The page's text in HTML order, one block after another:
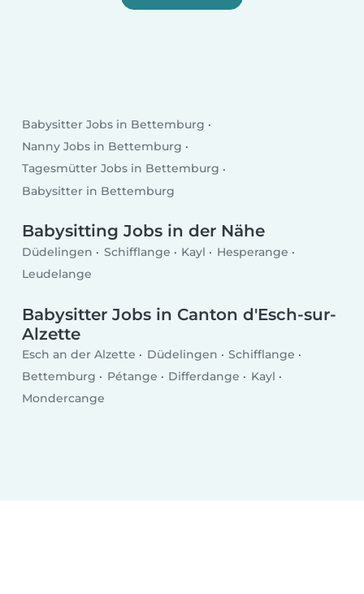
Babysitter Jobs in Bettemburg
Nanny Jobs in Bettemburg
Tagesmütter Jobs in Bettemburg
Babysitter in Bettemburg
Babysitting Jobs in der Nähe
Düdelingen Schifflange Kayl
Hesperange
Leudelange
Babysitter Jobs in Canton d'Esch-sur-
Alzette
Esch an der Alzette Düdelingen
Schifflange
Bettemburg
Pétange Differdange
Kayl
Mondercange